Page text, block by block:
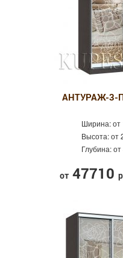
АНТУРАЖ-3-
Ширина:от
Высота:от
Глубина:
от 47710